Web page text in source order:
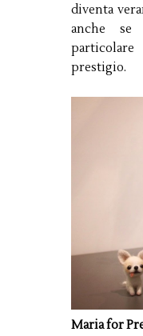
diventa
anche
prestigio.
Maria for